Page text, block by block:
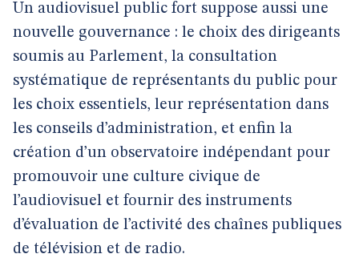
Un audiovisuel public fort suppose aussi une
nouvelle gouvernance : le choix des dirigeants
soumis au Parlement, la consultation
systématique de représentants du public pour
les choix essentiels, leur représentation dans
les conseils d’administration, et enfin la
création d’un observatoire indépendant pour
promouvoir une culture civique de
l’audiovisuel et fournir des instruments
d’évaluation de l’activité des chaînes publiques
de télévision et de radio.